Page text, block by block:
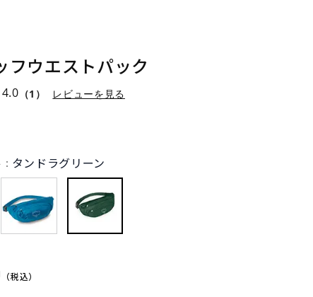
フウエストパック
4.0 （1） レビューを見る
タンドラグリーン